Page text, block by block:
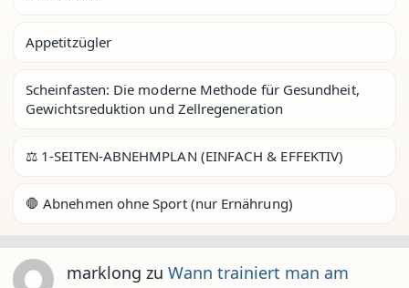
Appetitzügler
Scheinfasten: Die moderne Methode für Gesundheit,
Gewichtsreduktion und Zellregeneration
⚖️ 1-SEITEN-ABNEHMPLAN (EINFACH & EFFEKTIV)
🛑 Abnehmen ohne Sport (nur Ernährung)
marklong zu Wann trainiert man am